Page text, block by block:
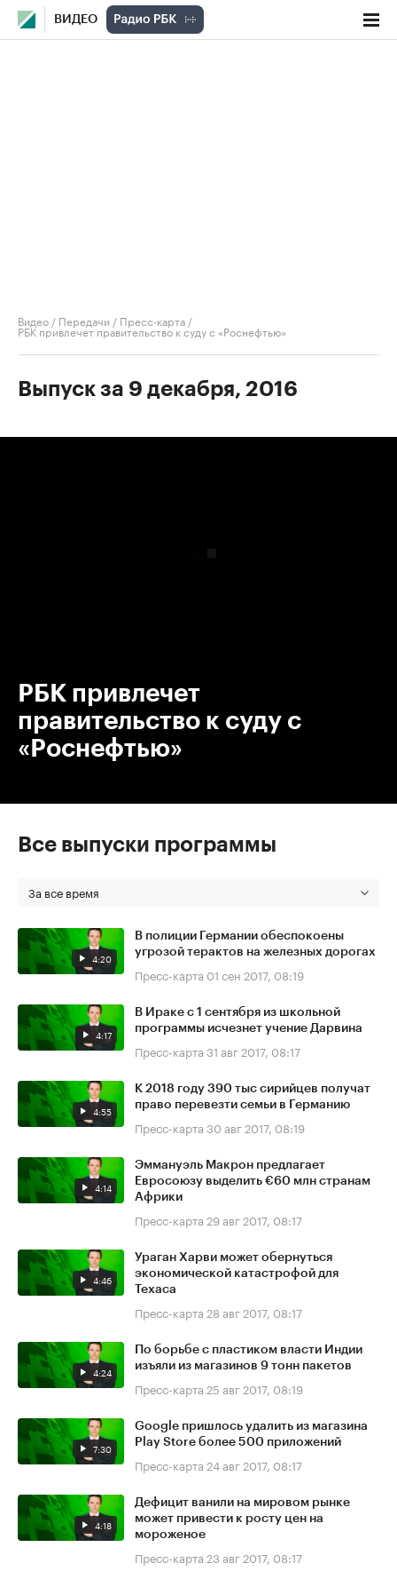
ВИДЕО
Видео / Передачи / Пресс-карта /
РБК привлечет правительство к суду с «Роснефтью»
Выпуск за 9 декабря, 2016
РБК привлечет
правительство к суду с
«Роснефтью»
Все выпуски программы
За все время
4:20
В полиции Германии обеспокоены
угрозой терактов на железных дорогах
Пресс-карта 01 сен 2017, 08:19
4:17
В Ираке с 1 сентября из школьной
программы исчезнет учение Дарвина
Пресс-карта 31 авг 2017, 08:17
4:55
К 2018 году 390 тыс сирийцев получат
право перевезти семьи в Германию
Пресс-карта 30 авг 2017, 08:19
4:14
Эммануэль Макрон предлагает
Евросоюзу выделить €60 млн странам
Африки
Пресс-карта 29 авг 2017, 08:17
4:46
Ураган Харви может обернуться
экономической катастрофой для
Техаса
Пресс-карта 28 авг 2017, 08:17
4:24
По борьбе с пластиком власти Индии
изъяли из магазинов 9 тонн пакетов
Пресс-карта 25 авг 2017, 08:19
7:30
Google пришлось удалить из магазина
Play Store более 500 приложений
Пресс-карта 24 авг 2017, 08:17
4:18
Дефицит ванили на мировом рынке
может привести к росту цен на
мороженое
Пресс-карта 23 авг 2017, 08:17